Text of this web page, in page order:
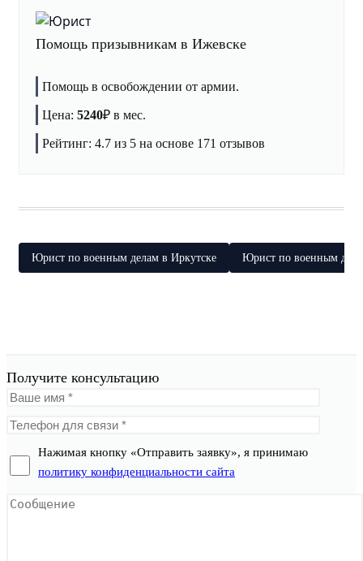
Помощь призывникам в Ижевске
Помощь в освобождении от армии.
Цена: 5240₽ в мес.
Рейтинг: 4.7 из 5 на основе 171 отзывов
Юрист по военным делам в Иркутске Юрист по военным
Получите консультацию
Нажимая кнопку «Отправить заявку», я принимаю
политику конфиденциальности сайта